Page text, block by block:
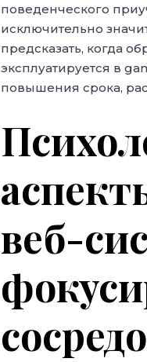
поведенческого
исключительно
предсказать, когда
эксплуатируется в
повышения срока,
веб-